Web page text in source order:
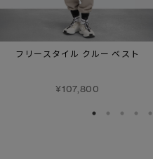
フリースタイル クルー ベスト
¥107,800